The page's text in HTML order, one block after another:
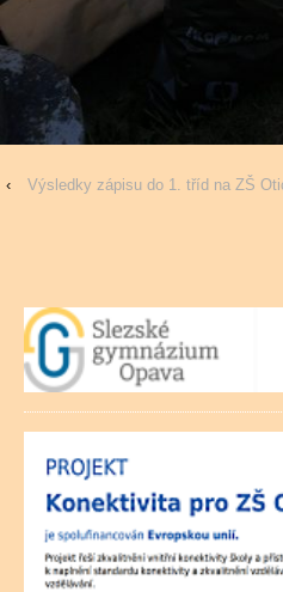
‹
Výsledky zápisu do 1. tříd na ZŠ